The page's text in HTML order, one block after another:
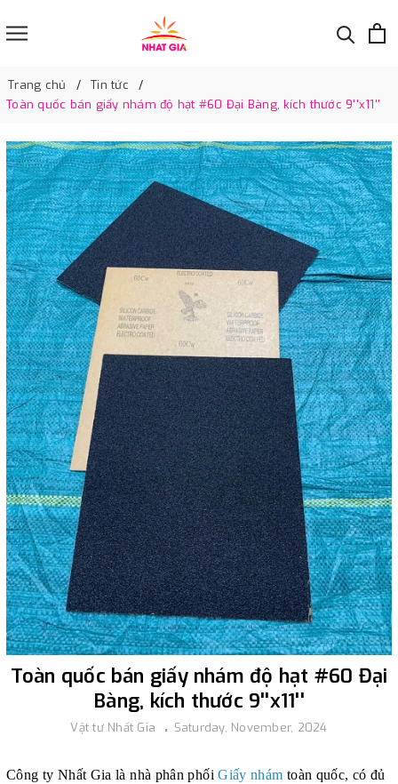
Trang chủ
Tin tức
Toàn quốc bán giấy nhám độ hạt #60 Đại Bàng, kích thước 9''x11''
Toàn quốc bán giấy nhám độ hạt #60 Đại
Bàng, kích thước 9''x11''
Vật tư Nhất Gia Saturday, November, 2024
Công ty Nhất Gia là nhà phân phốiGiấy nhám toàn quốc, có đủ